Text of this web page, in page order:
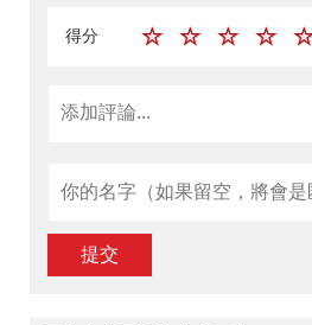
得分
提交